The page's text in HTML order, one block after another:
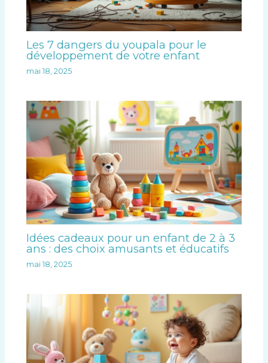
Les 7 dangers du youpala pour le
développement de votre enfant
mai 18, 2025
Idées cadeaux pour un enfant de 2 à 3
ans : des choix amusants et éducatifs
mai 18, 2025